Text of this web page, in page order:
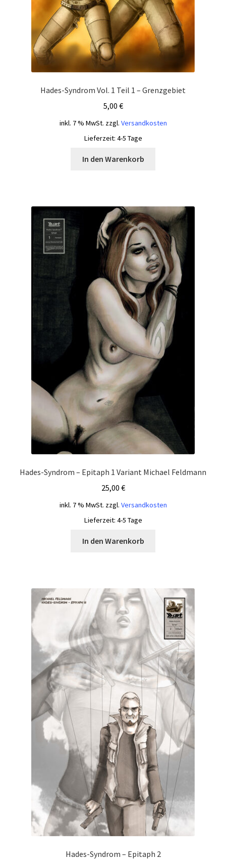
Hades-Syndrom Vol. 1 Teil 1 – Grenzgebiet
5,00 €
inkl. 7 % MwSt. zzgl. Versandkosten
Lieferzeit: 4-5 Tage
In den Warenkorb
Hades-Syndrom – Epitaph 1 Variant Michael Feldmann
25,00 €
inkl. 7 % MwSt. zzgl. Versandkosten
Lieferzeit: 4-5 Tage
In den Warenkorb
Hades-Syndrom – Epitaph 2